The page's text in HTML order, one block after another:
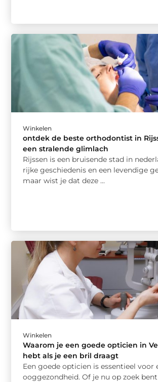
Winkelen
ontdek de beste orthodontist in
een stralende glimlach
Rijssen is een bruisende stad in
rijke geschiedenis en een levendige
maar wist je dat deze ...
Winkelen
Waarom je een goede opticien in
hebt als je een bril draagt
Een goede opticien is essentieel voor
ooggezondheid. Of je nu op zoek